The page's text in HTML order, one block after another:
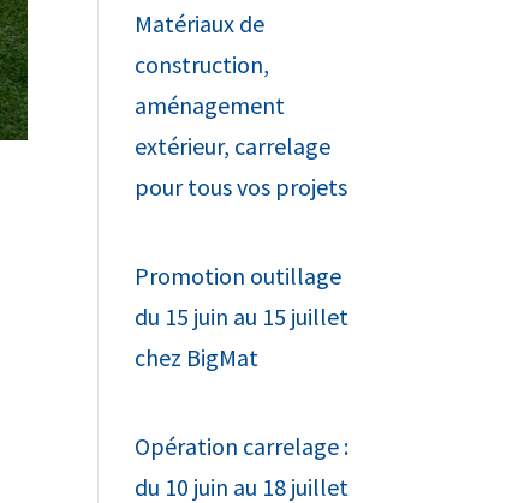
Matériaux de
construction,
aménagement
extérieur, carrelage
pour tous vos projets
Promotion outillage
du 15 juin au 15 juillet
chez BigMat
Opération carrelage :
du 10 juin au 18 juillet